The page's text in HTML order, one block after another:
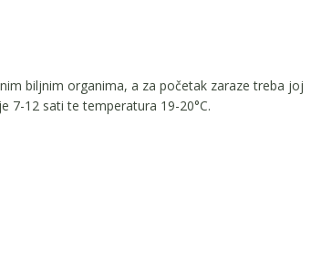
biljnim organima, a za početak zaraze treba joj
7-12 sati te temperatura 19-20°C.